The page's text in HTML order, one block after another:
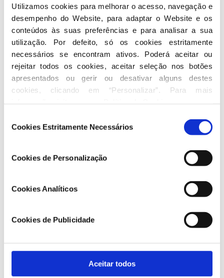
Utilizamos cookies para melhorar o acesso, navegação e
desempenho do Website, para adaptar o Website e os
conteúdos às suas preferências e para analisar a sua
utilização. Por defeito, só os cookies estritamente
necessários se encontram ativos. Poderá aceitar ou
rejeitar todos os cookies, aceitar seleção nos botões
apresentados ou gerir ou desativar alguns destes
cookies, clicando em “Personalizar”. Para mais
deCookies Estritamente Necessários
Cookies de Personalização
Cookies Analíticos
Cookies de Publicidade
Aceitar todos
No VI Conselho Nacional, que decorreu no Hotel
Altis, a 10 e 11 de novembro de 1977 é nomeada uma
comissão diretiva interina, presidida por
Sousa
Franco.
NoV Congressodo partido em janeiro de 1978, no
Porto, volta a apelar a uma oposição mais direta ao
presidência, mantendo o lugar no Conselho
é eleito Presidente da CPN.
Poucos meses depois, no
VI Congresso Nacional
político-militar e as orientações estatizantes
Em 5 de Julho de 1979, com Freitas do Amaral, do
Reformadores) forma aAliança Democrática, que
esquerda” nas Eleições Legislativas intercalares de